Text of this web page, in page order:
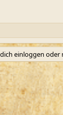
einloggen